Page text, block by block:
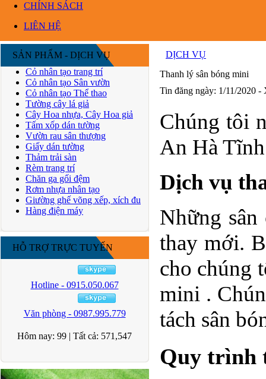
CHÍNH SÁCH
LIÊN HỆ
SẢN PHẨM - DỊCH VỤ
Cỏ nhân tạo trang trí
Cỏ nhân tạo Sân vườn
Cỏ nhân tạo Thể thao
Tường cây lá giả
Cây Hoa nhựa, Cây Hoa giả
Tấm xốp dán tường
Vườn rau sân thượng
Giấy dán tường
Thảm trải sàn
Rèm trang trí
Chăn ga gối đệm
Rơm nhựa nhân tạo
Giường ghế võng xếp, xích đu
Hàng điện máy
HỖ TRỢ TRỰC TUYẾN
Hotline - 0915.050.067
Văn phòng - 0987.995.779
Hôm nay: 99 | Tất cả: 571,547
DỊCH VỤ
Thanh lý sân bóng mini
Tin đăng ngày: 1/11/2020 -
Chúng tôi
An Hà
Dịch vụ
Những
thay mới.
cho chúng
mini .
tách sân
Quy trình